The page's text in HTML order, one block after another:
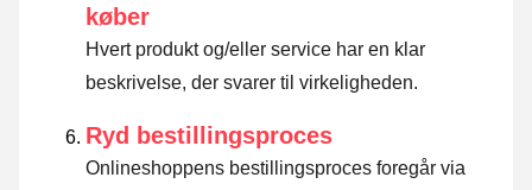
køber
Hvert produkt og/eller service har en klar
beskrivelse, der svarer til virkeligheden.
Ryd bestillingsproces
Onlineshoppens bestillingsproces foregår via